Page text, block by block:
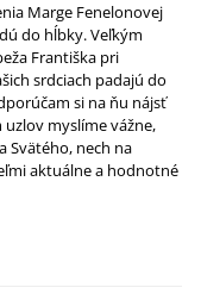
Marge Fenelonovej
do hĺbky. Veľkým
Františka pri
srdciach padajú do
si na ňu nájsť
myslíme vážne,
Svätého, nech na
aktuálne a hodnotné